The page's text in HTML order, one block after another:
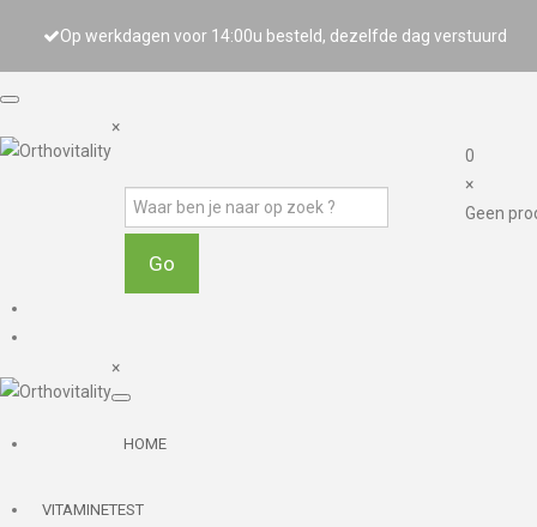
Op werkdagen voor 14:00u besteld, dezelfde dag verstuurd
×
0
×
Geen
×
HOME
VITAMINETEST